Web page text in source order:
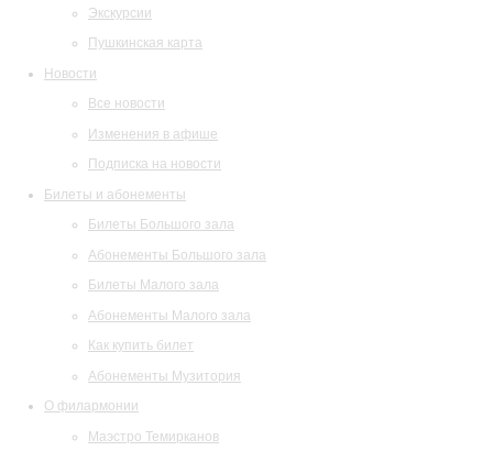
Экскурсии
Пушкинская карта
Новости
Все новости
Изменения в афише
Подписка на новости
Билеты и абонементы
Билеты Большого зала
Абонементы Большого зала
Билеты Малого зала
Абонементы Малого зала
Как купить билет
Абонементы Музитория
О филармонии
Маэстро Темирканов